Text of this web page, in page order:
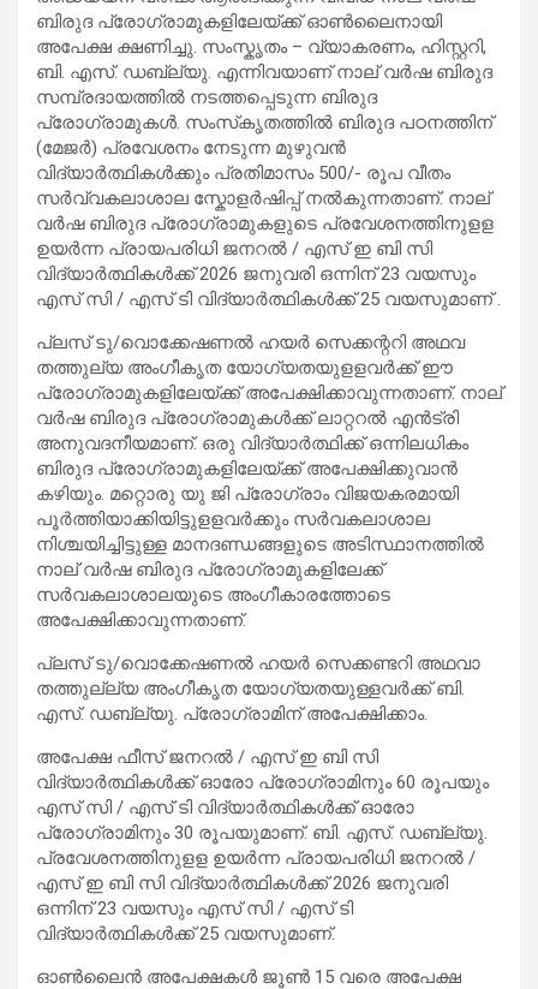
ബിരുദ പ്രോഗ്രാമുകളിലേയ്ക്ക് ഓണ്‍ലൈനായി
അപേക്ഷ ക്ഷണിച്ചു. സംസ്കൃതം – വ്യാകരണം, ഹിസ്റ്ററി,
ബി. എസ്. ഡബ്ല്യു. എന്നിവയാണ് നാല് വര്‍ഷ ബിരുദ
സമ്പ്രദായത്തിൽ നടത്തപ്പെടുന്ന ബിരുദ
പ്രോഗ്രാമുകൾ. സംസ്‍കൃതത്തിൽ ബിരുദ പഠനത്തിന്
(മേജർ) പ്രവേശനം നേടുന്ന മുഴുവന്‍
വിദ്യാര്‍ത്ഥികള്‍ക്കും പ്രതിമാസം 500/- രൂപ വീതം
സര്‍വ്വകലാശാല സ്കോളര്‍ഷിപ്പ് നല്‍കുന്നതാണ്. നാല്
വര്‍ഷ ബിരുദ പ്രോഗ്രാമുകളുടെ പ്രവേശനത്തിനുളള
ഉയർന്ന പ്രായപരിധി ജനറല്‍ / എസ് ഇ ബി സി
വിദ്യാര്‍ത്ഥികള്‍ക്ക് 2026 ജനുവരി ഒന്നിന് 23 വയസും
എസ് സി / എസ് ടി വിദ്യാര്‍ത്ഥികള്‍ക്ക് 25 വയസുമാണ്‌ .
പ്ലസ് ടു/വൊക്കേഷണല്‍ ഹയർ സെക്കന്ററി അഥവ
തത്തുല്യ അംഗീകൃത യോഗ്യതയുളളവര്‍ക്ക് ഈ
പ്രോഗ്രാമുകളിലേയ്ക്ക് അപേക്ഷിക്കാവുന്നതാണ്. നാല്
വര്‍ഷ ബിരുദ പ്രോഗ്രാമുകള്‍ക്ക് ലാറ്ററല്‍ എന്‍ട്രി
അനുവദനീയമാണ്. ഒരു വിദ്യാർത്ഥിക്ക് ഒന്നിലധികം
ബിരുദ പ്രോഗ്രാമുകളിലേയ്ക്ക് അപേക്ഷിക്കുവാൻ
കഴിയും. മറ്റൊരു യു ജി പ്രോഗ്രാം വിജയകരമായി
പൂര്‍ത്തിയാക്കിയിട്ടുളളവര്‍ക്കും സർവകലാശാല
നിശ്ചയിച്ചിട്ടുള്ള മാനദണ്ഡങ്ങളുടെ അടിസ്ഥാനത്തിൽ
നാല് വര്‍ഷ ബിരുദ പ്രോഗ്രാമുകളിലേക്ക്
സര്‍വകലാശാലയുടെ അംഗീകാരത്തോടെ
അപേക്ഷിക്കാവുന്നതാണ്.
പ്ലസ് ടു/വൊക്കേഷണല്‍ ഹയർ സെക്കണ്ടറി അഥവാ
തത്തുല്ല്യ അംഗീകൃത യോഗ്യതയുള്ളവര്‍ക്ക് ബി.
എസ്. ഡബ്ല്യു. പ്രോഗ്രാമിന് അപേക്ഷിക്കാം.
അപേക്ഷ ഫീസ് ജനറല്‍ / എസ് ഇ ബി സി
വിദ്യാര്‍ത്ഥികള്‍ക്ക് ഓരോ പ്രോഗ്രാമിനും 60 രൂപയും
എസ് സി / എസ് ടി വിദ്യാര്‍ത്ഥികള്‍ക്ക് ഓരോ
പ്രോഗ്രാമിനും 30 രൂപയുമാണ്. ബി. എസ്. ഡബ്ല്യു.
പ്രവേശനത്തിനുളള ഉയർന്ന പ്രായപരിധി ജനറല്‍ /
എസ് ഇ ബി സി വിദ്യാര്‍ത്ഥികള്‍ക്ക് 2026 ജനുവരി
ഒന്നിന് 23 വയസും എസ് സി / എസ് ടി
വിദ്യാര്‍ത്ഥികള്‍ക്ക് 25 വയസുമാണ്‌.
ഓൺലൈൻ അപേക്ഷകൾ ജൂണ്‍ 15 വരെ അപേക്ഷ